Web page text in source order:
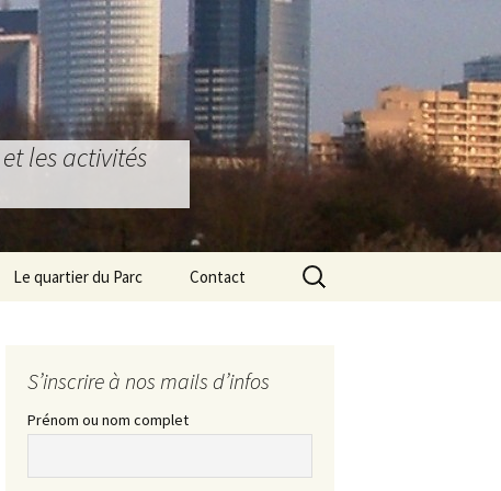
les activités
Le quartier du Parc
La Défense & Seine-
Arche
Le Grand Paris Express
Contact
Rechercher :
S’inscrire à nos mails d’infos
Prénom ou nom complet